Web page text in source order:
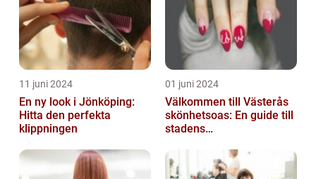
11 juni 2024
En ny look i Jönköping:
Hitta den perfekta
klippningen
01 juni 2024
Välkommen till Västerås
skönhetsoas: En guide till
stadens